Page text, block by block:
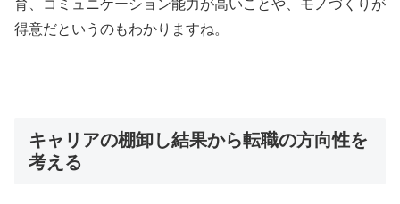
育、コミュニケーション能力が高いことや、モノづくりが
得意だというのもわかりますね。
キャリアの棚卸し結果から転職の方向性を
考える